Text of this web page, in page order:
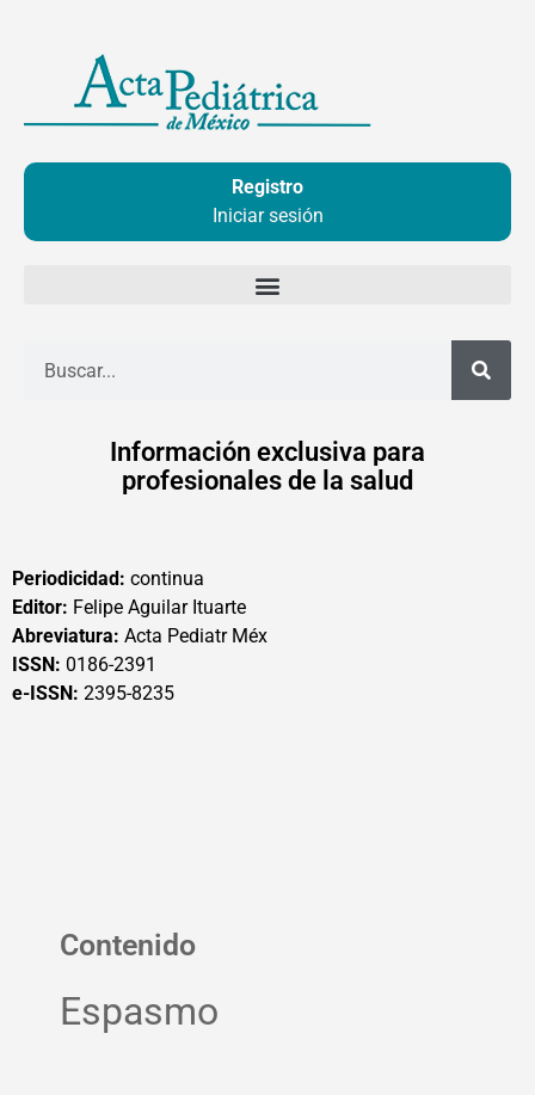
contenido
Registro
Iniciar sesión
Información exclusiva para
profesionales de la salud
Periodicidad: continua
Editor: Felipe Aguilar Ituarte
Abreviatura: Acta Pediatr Méx
ISSN: 0186-2391
e-ISSN: 2395-8235
Contenido
Espasmo